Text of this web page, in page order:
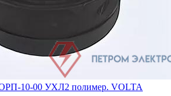
10-00 УХЛ2 полимер. VOLTA